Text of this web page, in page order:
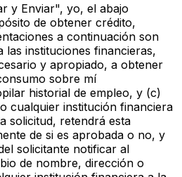
y Enviar", yo, el abajo
de obtener crédito,
a continuación son
instituciones financieras,
y apropiado, a obtener
sobre mí
historial de empleo, y (c)
cualquier institución financiera
solicitud, retendrá esta
de si es aprobada o no, y
solicitante notificar al
de nombre, dirección o